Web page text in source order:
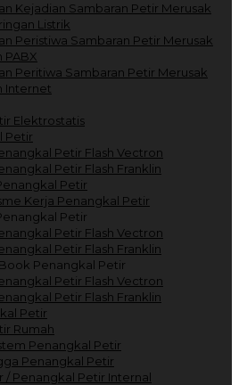
Kejadian Sambaran Petir Merusak
Listrik
Peristiwa Sambaran Petir Merusak
PABX
Peritiwa Sambaran Petir Merusak
Internet
Elektrostatis
Petir
Petir Flash Vectron
Petir Flash Franklin
Petir
Kerja Penangkal Petir
Petir
Petir Flash Vectron
Petir Flash Franklin
Penangkal Petir
Petir Flash Vectron
Petir Flash Franklin
Petir
Rumah
Penangkal Petir
Penangkal Petir
/ Penangkal Petir Internal